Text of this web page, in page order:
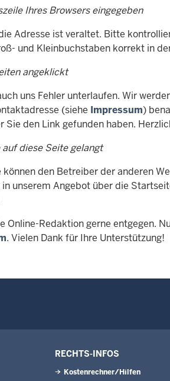
Ihres Browsers eingegeben
Adresse ist veraltet. Bitte
und Kleinbuchstaben korrekt in
angeklickt
uns Fehler unterlaufen. Wir
(siehe Impressum)
den Link gefunden haben.
diese Seite gelangt
den Betreiber der anderen
unserem Angebot über die
Online-Redaktion gerne entgegen.
. Vielen Dank für Ihre Unterstützung!
RECHTS-INFOS
Kostenrechner/Hilfen